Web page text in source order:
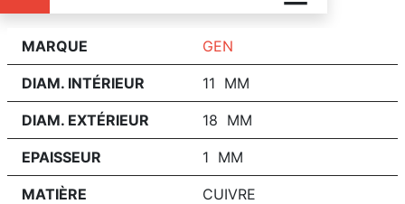
MARQUE GEN
DIAM. INTÉRIEUR 11 MM
DIAM. EXTÉRIEUR 18 MM
EPAISSEUR 1 MM
MATIÈRE CUIVRE